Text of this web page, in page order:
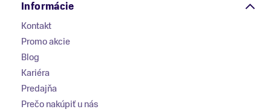
Informácie
Kontakt
Promo akcie
Blog
Kariéra
Predajňa
Prečo nakúpiť u nás